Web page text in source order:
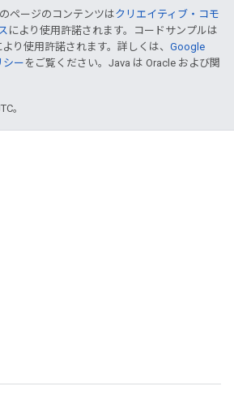
ページのコンテンツはクリエイティブ・コモ
により使用許諾されます。コードサンプルは
より使用許諾されます。詳しくは、 Google
シー をご覧ください。Java は Oracle および関
。